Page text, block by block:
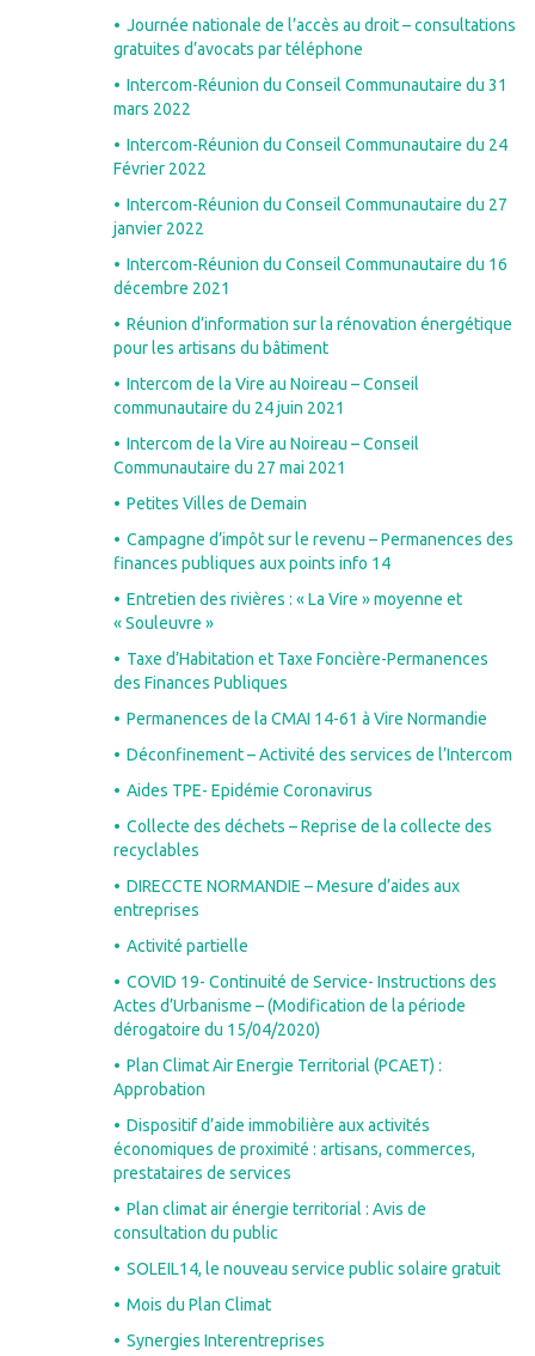
Journée nationale de l’accès au droit – consultations
gratuites d’avocats par téléphone
Intercom-Réunion du Conseil Communautaire du 31
mars 2022
Intercom-Réunion du Conseil Communautaire du 24
Février 2022
Intercom-Réunion du Conseil Communautaire du 27
janvier 2022
Intercom-Réunion du Conseil Communautaire du 16
décembre 2021
Réunion d’information sur la rénovation énergétique
pour les artisans du bâtiment
Intercom de la Vire au Noireau – Conseil
communautaire du 24 juin 2021
Intercom de la Vire au Noireau – Conseil
Communautaire du 27 mai 2021
Petites Villes de Demain
Campagne d’impôt sur le revenu – Permanences des
finances publiques aux points info 14
Entretien des rivières : « La Vire » moyenne et
« Souleuvre »
Taxe d’Habitation et Taxe Foncière-Permanences
des Finances Publiques
Permanences de la CMAI 14-61 à Vire Normandie
Déconfinement – Activité des services de l’Intercom
Aides TPE- Epidémie Coronavirus
Collecte des déchets – Reprise de la collecte des
recyclables
DIRECCTE NORMANDIE – Mesure d’aides aux
entreprises
Activité partielle
COVID 19- Continuité de Service- Instructions des
Actes d’Urbanisme – (Modification de la période
dérogatoire du 15/04/2020)
Plan Climat Air Energie Territorial (PCAET) :
Approbation
Dispositif d’aide immobilière aux activités
économiques de proximité : artisans, commerces,
prestataires de services
Plan climat air énergie territorial : Avis de
consultation du public
SOLEIL14, le nouveau service public solaire gratuit
Mois du Plan Climat
Synergies Interentreprises